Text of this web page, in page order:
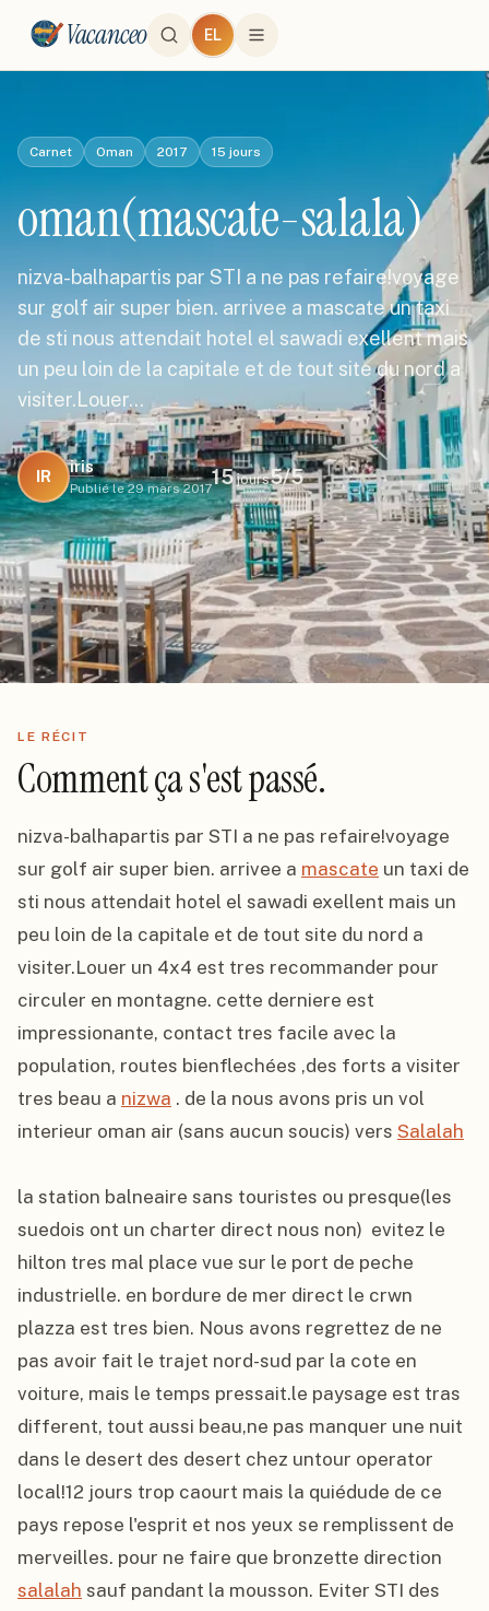
Vacanceo EL
Carnet Oman 2017 15 jours
oman(mascate-salala)
nizva-balhapartis par STI a ne pas refaire!voyage
sur golf air super bien. arrivee a mascate un taxi
de sti nous attendait hotel el sawadi exellent mais
un peu loin de la capitale et de tout site du nord a
visiter.Louer…
IR
iris
Publié le 29 mars 2017
15jours5/5
LE RÉCIT
Comment ça s'est passé.
nizva-balhapartis par STI a ne pas refaire!voyage
sur golf air super bien. arrivee a mascate un taxi de
sti nous attendait hotel el sawadi exellent mais un
peu loin de la capitale et de tout site du nord a
visiter.Louer un 4x4 est tres recommander pour
circuler en montagne. cette derniere est
impressionante, contact tres facile avec la
population, routes bienflechées ,des forts a visiter
tres beau a nizwa . de la nous avons pris un vol
interieur oman air (sans aucun soucis) vers Salalah
la station balneaire sans touristes ou presque(les
suedois ont un charter direct nous non)  evitez le
hilton tres mal place vue sur le port de peche
industrielle. en bordure de mer direct le crwn
plazza est tres bien. Nous avons regrettez de ne
pas avoir fait le trajet nord-sud par la cote en
voiture, mais le temps pressait.le paysage est tras
different, tout aussi beau,ne pas manquer une nuit
dans le desert des desert chez untour operator
local!12 jours trop caourt mais la quiédude de ce
pays repose l'esprit et nos yeux se remplissent de
salalah sauf pandant la mousson. Eviter STI des